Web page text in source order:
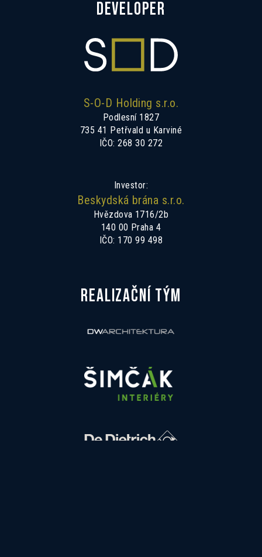
REALIZAČNÍ TÝM
DEVELOPER
S-O-D Holding s.r.o.
Podlesní 1827
735 41 Petřvald u Karviné
IČO: 268 30 272
Investor:
Beskydská brána s.r.o.
Hvězdova 1716/2b
140 00 Praha 4
IČO: 170 99 498